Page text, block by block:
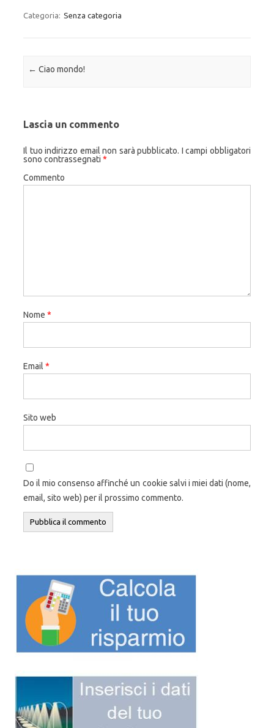
Categoria: Senza categoria
Navigazione articolo
← Ciao mondo!
Lascia un commento
Il tuo indirizzo email non sarà pubblicato. I campi obbligatori
sono contrassegnati *
Commento
Nome *
Email *
Sito web
Do il mio consenso affinché un cookie salvi i miei dati (nome,
email, sito web) per il prossimo commento.